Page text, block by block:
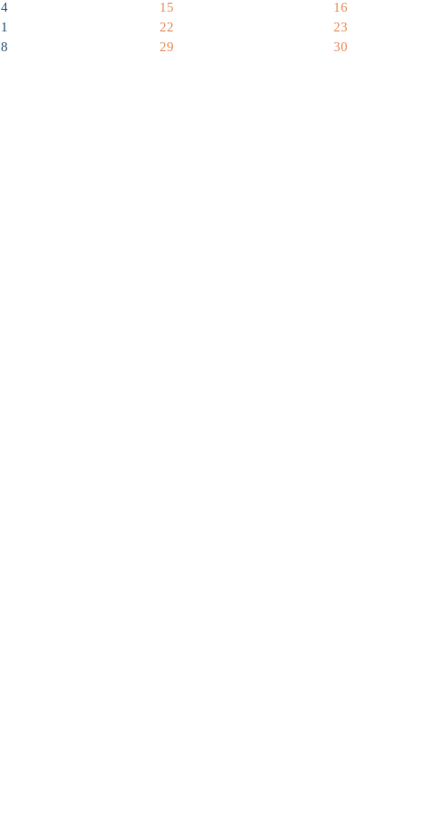
15
16
22
23
29
30